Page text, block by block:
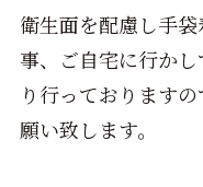
衛生面を配慮し手
事、ご自宅に行か
り行っております
願い致します。